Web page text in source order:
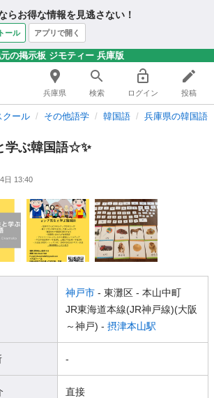
らお得な情報を見逃さない！
ール アプリで開く
の掲示板 ジモティー 兵庫版
兵庫県 検索 ログイン 投稿
クール その他語学 韓国語 兵庫県の韓国語
学ぶ韓国語☆✨
日 13:40
神戸市 - 東灘区 - 本山中町
JR東海道本線(JR神戸線)(大阪
～神戸) - 摂津本山駅
-
直接